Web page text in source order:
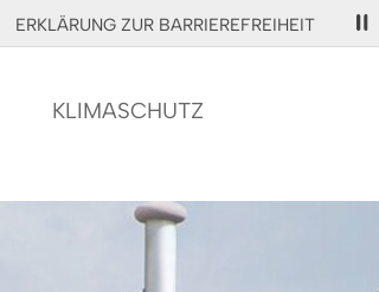
ERKLÄRUNG ZUR BARRIEREFREIHEIT
KLIMASCHUTZ